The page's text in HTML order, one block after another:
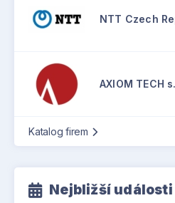
NTT Czech
AXIOM TECH
Katalog firem
Nejbližší události